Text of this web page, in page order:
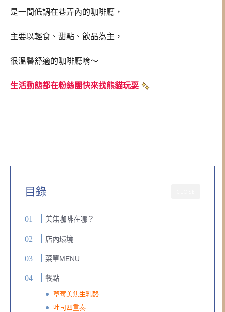
是一間低調在巷弄內的咖啡廳，
主要以輕食、甜點、飲品為主，
很溫馨舒適的咖啡廳唷～
生活動態都在粉絲團快來找熊貓玩耍
目錄
美焦咖啡在哪？
店內環境
菜單MENU
餐點
草莓美焦生乳酪
吐司四重奏